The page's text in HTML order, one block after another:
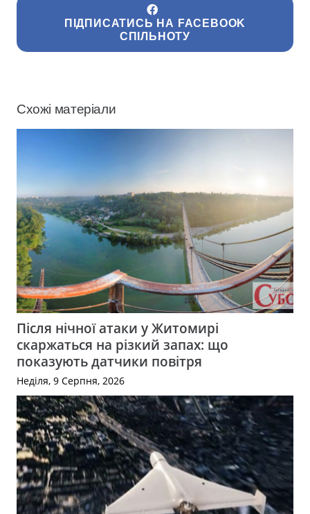
ПІДПИСАТИСЬ НА FACEBOOK
СПІЛЬНОТУ
Схожі матеріали
Після нічної атаки у Житомирі
скаржаться на різкий запах: що
показують датчики повітря
Неділя, 9 Серпня, 2026